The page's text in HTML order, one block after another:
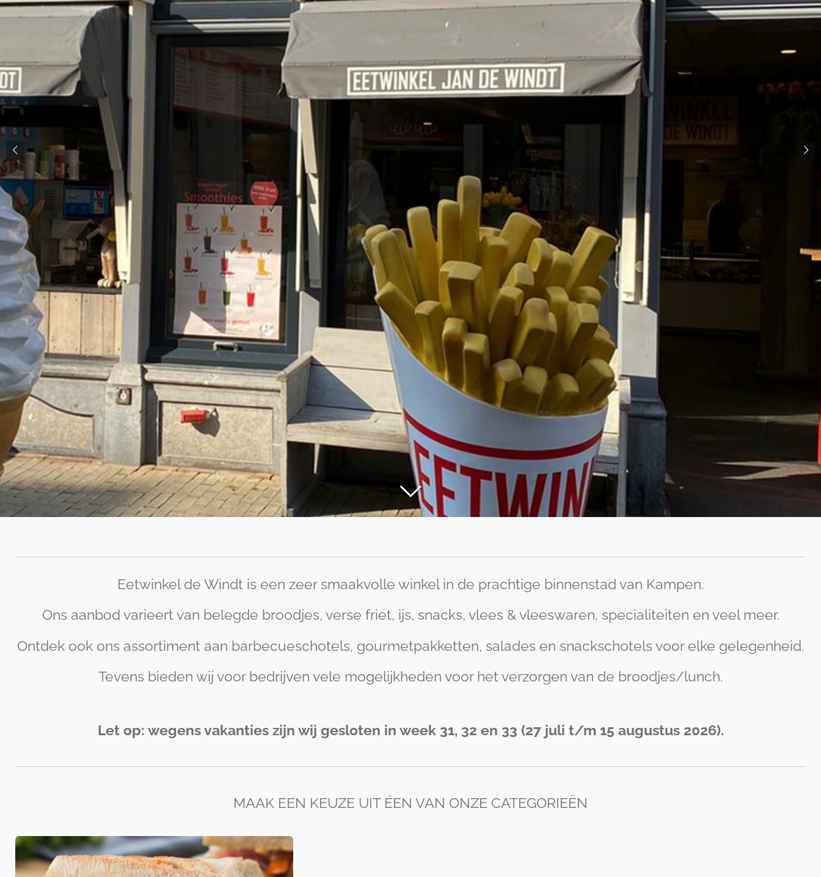
Eetwinkel de Windt is een zeer smaakvolle winkel in de prachtige binnenstad van Kampen.
Ons aanbod varieert van belegde broodjes, verse friet, ijs, snacks, vlees & vleeswaren, specialiteiten en veel meer.
Ontdek ook ons assortiment aan barbecueschotels, gourmetpakketten, salades en snackschotels voor elke gelegenheid.
Tevens bieden wij voor bedrijven vele mogelijkheden voor het verzorgen van de broodjes/lunch.
Let op: wegens vakanties zijn wij gesloten in week 31, 32 en 33 (27 juli t/m 15 augustus 2026).
MAAK EEN KEUZE UIT ÉEN VAN ONZE CATEGORIEËN